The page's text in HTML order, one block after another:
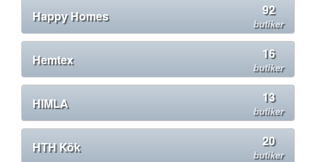
Happy Homes 92
butiker
Hemtex 16
butiker
HIMLA 13
butiker
HTH Kök 20
butiker